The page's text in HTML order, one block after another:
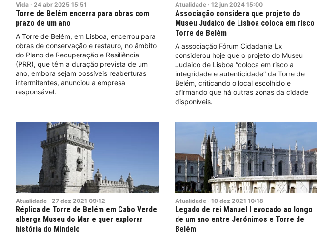
Vida · 24 abr 2025 15:51
Torre de Belém encerra para obras com
prazo de um ano
A Torre de Belém, em Lisboa, encerrou para
obras de conservação e restauro, no âmbito
do Plano de Recuperação e Resiliência
(PRR), que têm a duração prevista de um
ano, embora sejam possíveis reaberturas
intermitentes, anunciou a empresa
responsável.
Atualidade · 12 jun 2024 15:00
Associação considera que projeto do
Museu Judaico de Lisboa coloca em risco
Torre de Belém
A associação Fórum Cidadania Lx
considerou hoje que o projeto do Museu
Judaico de Lisboa “coloca em risco a
integridade e autenticidade” da Torre de
Belém, criticando o local escolhido e
afirmando que há outras zonas da cidade
disponíveis.
Atualidade · 27 dez 2021 09:12
Réplica de Torre de Belém em Cabo Verde
alberga Museu do Mar e quer explorar
história do Mindelo
Atualidade · 10 dez 2021 10:18
Legado de rei Manuel I evocado ao longo
de um ano entre Jerónimos e Torre de
Belém